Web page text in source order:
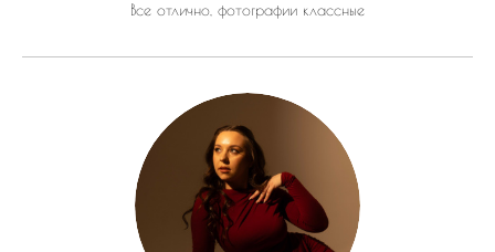
Все отлично, фотографии классные